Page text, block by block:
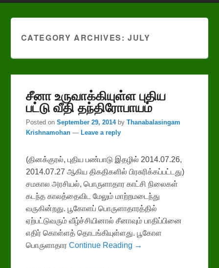
CATEGORY ARCHIVES: JULY
சீனா உருவாக்கியுள்ள புதிய
பட்டு வீதி தந்திரோபாயம்
Posted onSeptember 29, 2014 byThanabalasingam
Krishnamohan —Leave a reply
(தினக்குரல், புதிய பண்பாடு இதழில் 2014.07.26,
2014.07.27 ஆகிய திகதிகளில் பிரசுரிக்கப்பட்டது)
சமகால அரசியல், பொருளாதார காட்சி நிலைகள்
கடந்த காலத்தைவிட மேலும் மாற்றமடைந்து
வருகின்றது. பூகோளப் பொருளாதாரத்தில்
ஏற்பட்டுவரும் வீழ்ச்சியினால் சீனாவும் பாதிப்பினை
எதிர் கொள்ளத் தொடங்கியுள்ளது. பூகோள
பொருளாதாரContinue Reading →